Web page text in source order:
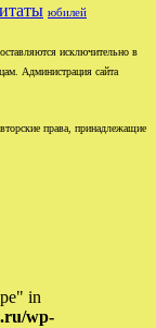
юбилей
исключительно в
Администрация сайта
права, принадлежащие
in
wp-